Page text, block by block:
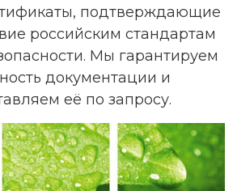
подтверждающие
российским стандартам
Мы гарантируем
документации и
её по запросу.